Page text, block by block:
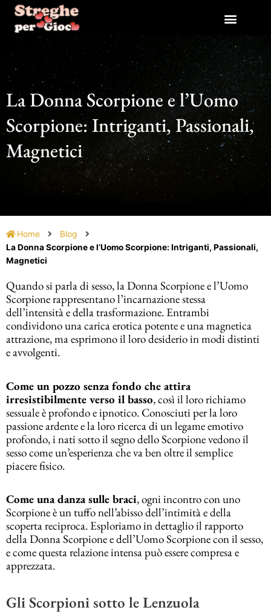
contenuto
La Donna Scorpione e l’Uomo
Scorpione: Intriganti, Passionali,
Magnetici
Home
Blog
La Donna Scorpione e l’Uomo Scorpione: Intriganti, Passionali,
Magnetici
Quando si parla di sesso, la Donna Scorpione e l’Uomo
Scorpione rappresentano l’incarnazione stessa
dell’intensità e della trasformazione. Entrambi
condividono una carica erotica potente e una magnetica
attrazione, ma esprimono il loro desiderio in modi distinti
e avvolgenti.
Come un pozzo senza fondo che attira
irresistibilmente verso il basso, così il loro richiamo
sessuale è profondo e ipnotico. Conosciuti per la loro
passione ardente e la loro ricerca di un legame emotivo
profondo, i nati sotto il segno dello Scorpione vedono il
sesso come un’esperienza che va ben oltre il semplice
piacere fisico.
Come una danza sulle braci, ogni incontro con uno
Scorpione è un tuffo nell’abisso dell’intimità e della
scoperta reciproca. Esploriamo in dettaglio il rapporto
della Donna Scorpione e dell’Uomo Scorpione con il sesso,
e come questa relazione intensa può essere compresa e
apprezzata.
Gli Scorpioni sotto le Lenzuola